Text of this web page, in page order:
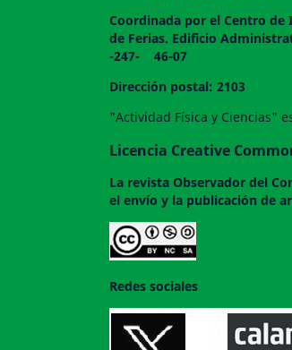
Coordinada por el Centro de
de Ferias. Edificio
-247- 46-07
Dirección postal: 2103
"Actividad Física y Ciencias"
Licencia Creative
La revista Observador del
el envío y la publicación de
Redes sociales